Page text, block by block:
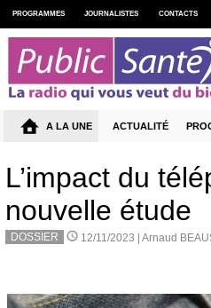
L’impact du
nouvelle étude
DOSSIER 12/11/2023 | Arnaud
PROGRAMMES JOURNALISTES CONTACTS
A LA UNE ACTUALITÉ